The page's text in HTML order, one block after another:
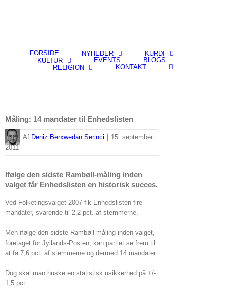
FORSIDE NYHEDER
KURDÎ
KULTUR
EVENTS
BLOGS
RELIGION
KONTAKT
Måling: 14 mandater til Enhedslisten
By Deniz Berxwedan Serinci
15. september
2011
Ifølge den sidste Rambøll-måling inden
valget får Enhedslisten en historisk succes.
Ved Folketingsvalget 2007 fik Enhedslisten fire
mandater, svarende til 2,2 pct. af stemmerne.
Men ifølge den sidste Rambøll-måling inden valget,
foretaget for Jyllands-Posten, kan partiet se frem til
at få 7,6 pct. af stemmerne og dermed 14 mandater.
Dog skal man huske en statistisk usikkerhed på +/-
1,5 pct.